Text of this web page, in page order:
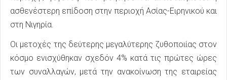
ασθενέστερη επίδοση στην περιοχή Ασίας-Ειρηνικού και
στη Νιγηρία.
Οι μετοχές της δεύτερης μεγαλύτερης ζυθοποιίας στον
κόσμο ενισχύθηκαν σχεδόν 4% κατά τις πρώτες ώρες
των συναλλαγών, μετά την ανακοίνωση της εταιρείας